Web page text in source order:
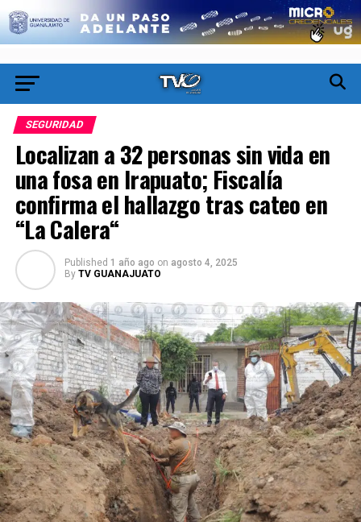
SEGURIDAD
Localizan a 32 personas sin vida en
una fosa en Irapuato; Fiscalía
confirma el hallazgo tras cateo en
“La Calera“
Published 1 año ago on agosto 4, 2025
By TV GUANAJUATO